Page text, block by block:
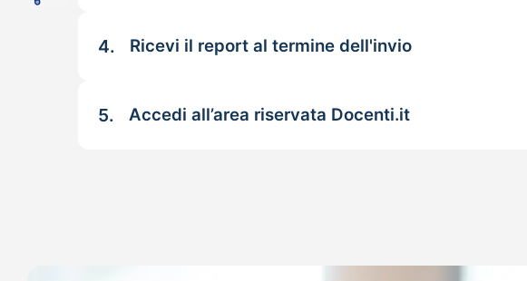
4. Ricevi il report al termine dell'invio
5. Accedi all’area riservata Docenti.it